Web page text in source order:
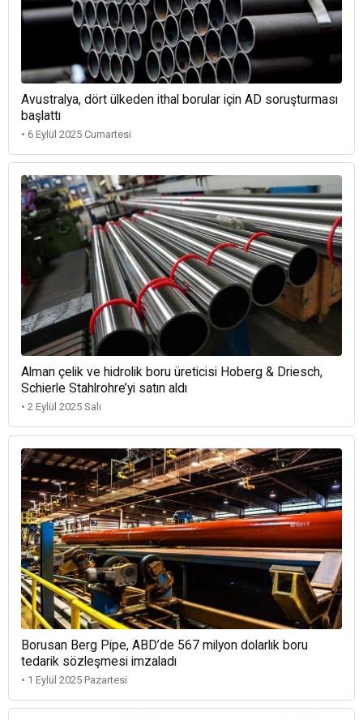
Avustralya, dört ülkeden ithal borular için AD soruşturması
başlattı
• 6 Eylül 2025 Cumartesi
Alman çelik ve hidrolik boru üreticisi Hoberg & Driesch,
Schierle Stahlrohre’yi satın aldı
• 2 Eylül 2025 Salı
Borusan Berg Pipe, ABD’de 567 milyon dolarlık boru
tedarik sözleşmesi imzaladı
• 1 Eylül 2025 Pazartesi